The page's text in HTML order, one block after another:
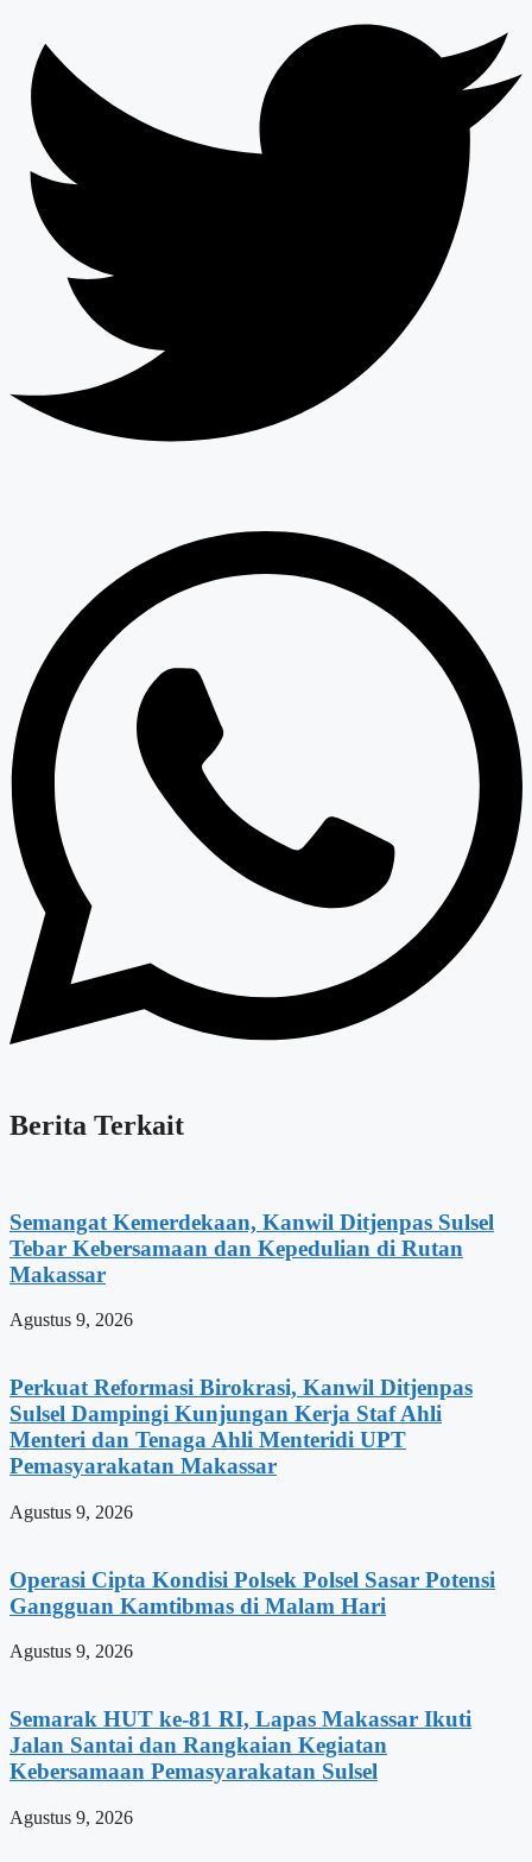
Berita Terkait
Semangat Kemerdekaan, Kanwil Ditjenpas Sulsel
Tebar Kebersamaan dan Kepedulian di Rutan
Makassar
Agustus 9, 2026
Perkuat Reformasi Birokrasi, Kanwil Ditjenpas
Sulsel Dampingi Kunjungan Kerja Staf Ahli
Menteri dan Tenaga Ahli Menteridi UPT
Pemasyarakatan Makassar
Agustus 9, 2026
Operasi Cipta Kondisi Polsek Polsel Sasar Potensi
Gangguan Kamtibmas di Malam Hari
Agustus 9, 2026
Semarak HUT ke-81 RI, Lapas Makassar Ikuti
Jalan Santai dan Rangkaian Kegiatan
Kebersamaan Pemasyarakatan Sulsel
Agustus 9, 2026